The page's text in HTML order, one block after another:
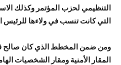
التنظيمي لحزب المؤتمر وكذلك
التي كانت تنسب في ولاءها للرئيس
ومن ضمن المخطط الذي كان صالح
المقار الأمنية ومقار الشخصيات